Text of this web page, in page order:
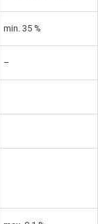
min. 35 %
–